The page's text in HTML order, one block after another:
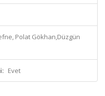
Polat Gökhan,Düzgün
Evet